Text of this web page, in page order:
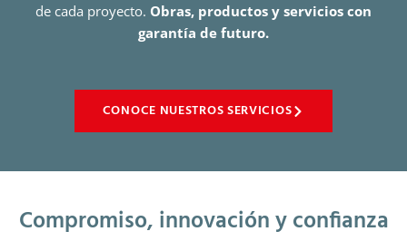
de cada proyecto. Obras, productos y servicios con
garantía de futuro.
CONOCE NUESTROS SERVICIOS
Compromiso, innovación y confianza